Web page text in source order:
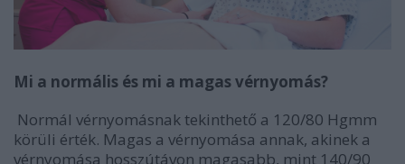
Mi a normális és mi a magas vérnyomás?
Normál vérnyomásnak tekinthető a 120/80 Hgmm
körüli érték. Magas a vérnyomása annak, akinek a
vérnyomása hosszútávon magasabb, mint 140/90